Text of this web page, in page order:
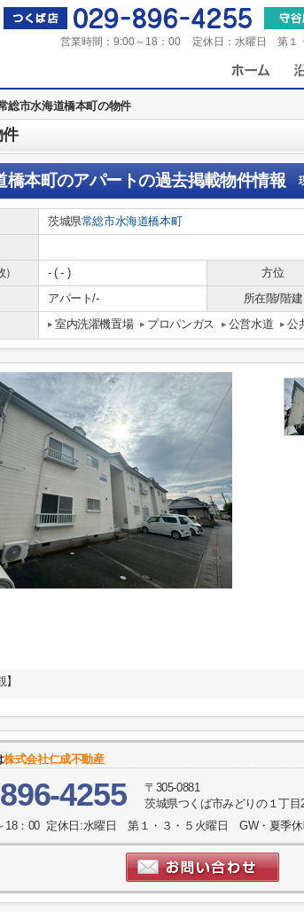
営業時間： 9:00～18：00 定休日： 水曜日 第１
総市水海道橋本町の物件
橋本町のアパートの過去掲載物件情報
茨城県常総市水海道橋本町
- ( - ) 方位
アパート/- 所在階/階建
室内洗濯機置場 プロパンガス 公営水道 公
】
株式会社仁成不動産
4255
〒305-0881
茨城県つくば市みどりの１丁目
18：00 定休日:水曜日 第１・３・５火曜日 GW・夏季休